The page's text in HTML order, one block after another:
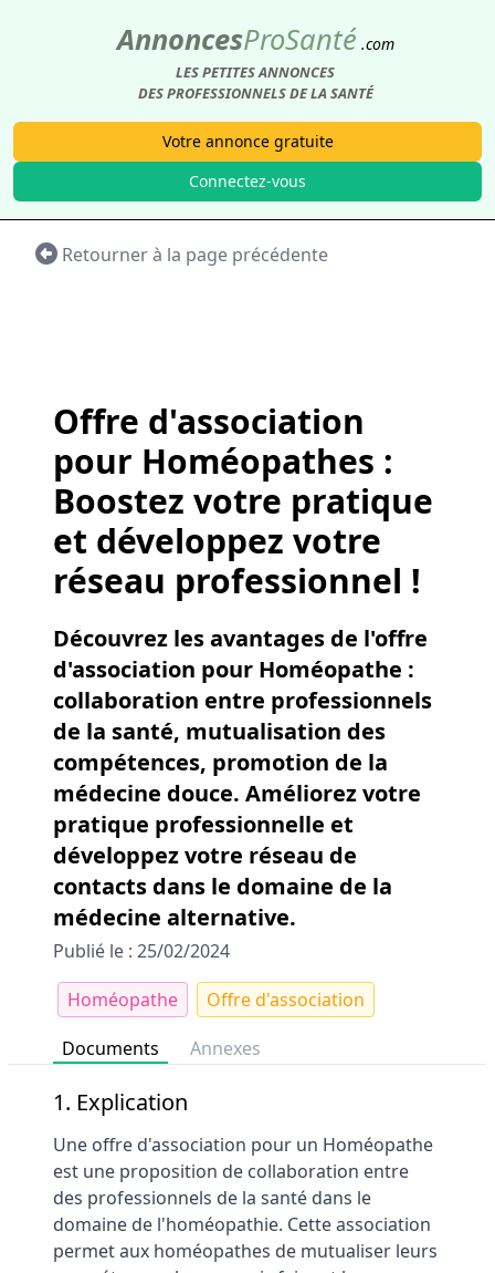
AnnoncesProSanté .com
LES PETITES ANNONCES
DES PROFESSIONNELS DE LA SANTÉ
Votre annonce gratuite
Connectez-vous
Retourner à la page précédente
Offre d'association
pour Homéopathes :
Boostez votre pratique
et développez votre
réseau professionnel !
Découvrez les avantages de l'offre
d'association pour Homéopathe :
collaboration entre professionnels
de la santé, mutualisation des
compétences, promotion de la
médecine douce. Améliorez votre
pratique professionnelle et
développez votre réseau de
contacts dans le domaine de la
médecine alternative.
Publié le : 25/02/2024
Homéopathe
Offre d'association
Documents
Annexes
1. Explication
Une offre d'association pour un Homéopathe
est une proposition de collaboration entre
des professionnels de la santé dans le
domaine de l'homéopathie. Cette association
permet aux homéopathes de mutualiser leurs